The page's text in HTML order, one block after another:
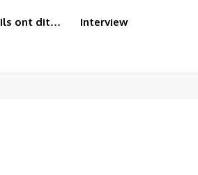
Ils ont dit… Interview